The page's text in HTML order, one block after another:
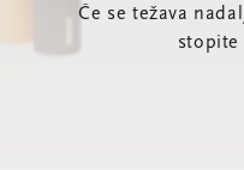
Če se težava
stopite